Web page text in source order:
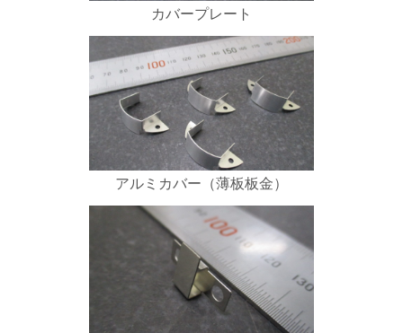
カバープレート
アルミカバー（薄板板金）